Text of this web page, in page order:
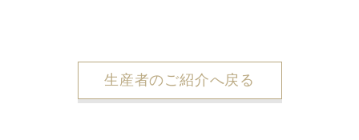
生産者のご紹介へ戻る